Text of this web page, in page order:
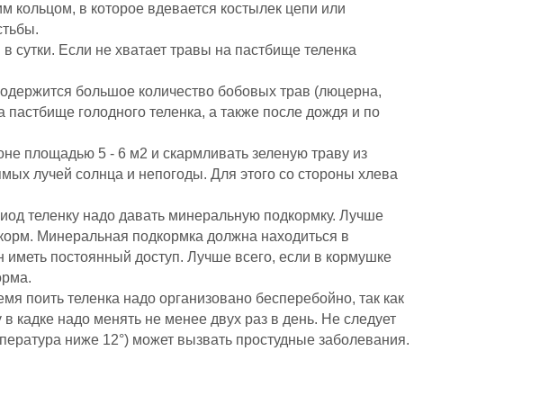
кольцом, в которое вдевается костылек цепи или
Если не хватает травы на пастбище теленка
большое количество бобовых трав (люцерна,
голодного теленка, а также после дождя и по
площадью 5 - 6 м2 и скармливать зеленую траву из
лучей солнца и непогоды. Для этого со стороны хлева
теленку надо давать минеральную подкормку. Лучше
Минеральная подкормка должна находиться в
постоянный доступ. Лучше всего, если в кормушке
поить теленка надо организовано бесперебойно, так как
кадке надо менять не менее двух раз в день. Не следует
ниже 12°) может вызвать простудные заболевания.